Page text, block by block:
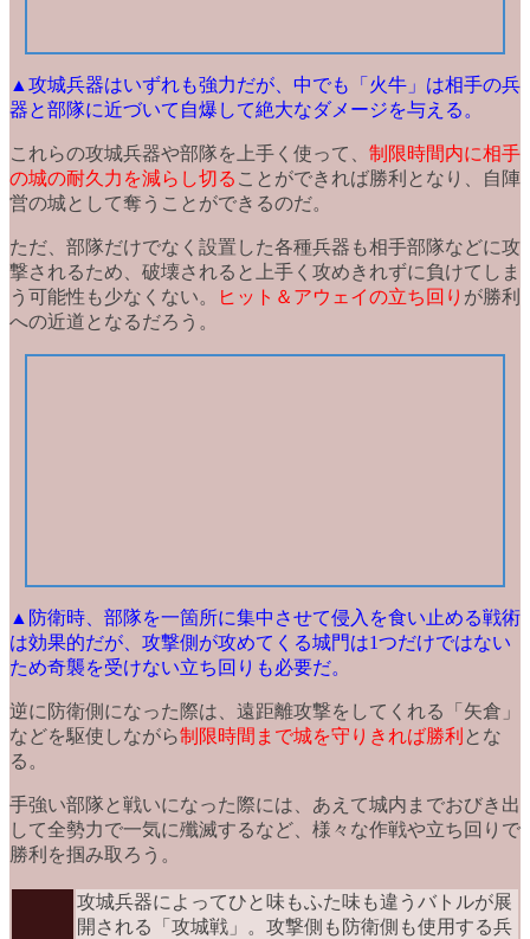
▲攻城兵器はいずれも強力だが、中でも「火牛」は相手の兵
器と部隊に近づいて自爆して絶大なダメージを与える。
これらの攻城兵器や部隊を上手く使って、 制限時間内に相手
の城の耐久力を減らし切る ことができれば勝利となり、
自陣
営の城として奪う ことができるのだ。
ただ、部隊だけでなく 設置した各種兵器も相手部隊などに攻
撃されるため、破壊されると上手く攻めきれずに負けてしま
う可能性も少なくない。
ヒット＆アウェイの立ち回り が勝利
への近道となるだろう。
▲防衛時、部隊を一箇所に集中させて侵入を食い止める戦術
は効果的だが、攻撃側が攻めてくる城門は1つだけではない
ため奇襲を受けない立ち回りも必要だ。
逆に防衛側になった際は、遠距離攻撃をしてくれる
「矢倉」
などを駆使しながら制限時間まで城を守りきれば勝利 とな
る。
手強い部隊と戦いになった際には、あえて城内までおびき出
して全勢力で一気に殲滅するなど、様々な作戦や立ち回りで
勝利を掴み取ろう。
攻城兵器によってひと味もふた味も違うバトルが展
開される「攻城戦」。攻撃側も防衛側も使用する兵